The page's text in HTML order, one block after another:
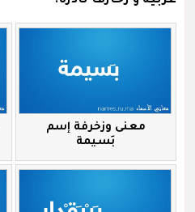
معنى وزخرفة إسم
بَسيمة